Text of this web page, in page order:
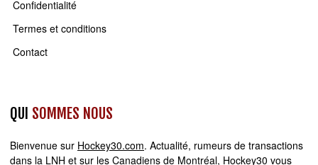
Confidentialité
Termes et conditions
Contact
QUI SOMMES NOUS
Bienvenue sur Hockey30.com. Actualité, rumeurs de transactions
dans la LNH et sur les Canadiens de Montréal, Hockey30 vous